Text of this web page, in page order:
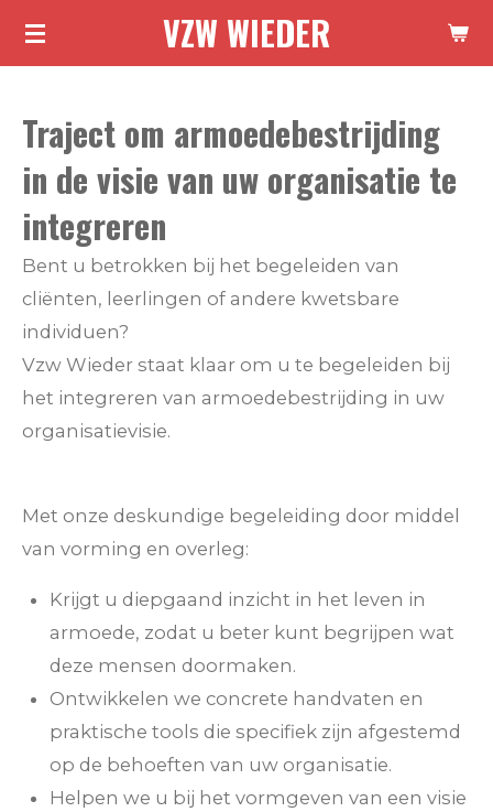
Ga
de
hoofdinhoud
VZW WIEDER
Traject om armoedebestrijding
in de visie van uw organisatie te
integreren
Bent u betrokken bij het begeleiden van
cliënten, leerlingen of andere kwetsbare
individuen?
Vzw Wieder staat klaar om u te begeleiden bij
het integreren van armoedebestrijding in uw
organisatievisie.
Met onze deskundige begeleiding door middel
van vorming en overleg:
Krijgt u diepgaand inzicht in het leven in
armoede, zodat u beter kunt begrijpen wat
deze mensen doormaken.
Ontwikkelen we concrete handvaten en
praktische tools die specifiek zijn afgestemd
op de behoeften van uw organisatie.
Helpen we u bij het vormgeven van een visie